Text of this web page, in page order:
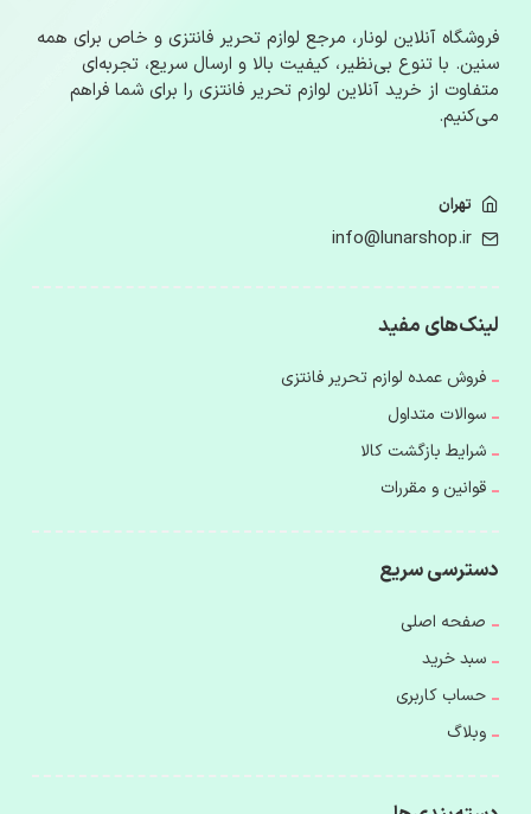
فروشگاه آنلاین لونار، مرجع لوازم‌ تحریر فانتزی و خاص برای همه
سنین. با تنوع بی‌نظیر، کیفیت بالا و ارسال سریع، تجربه‌ای
متفاوت از خرید آنلاین لوازم‌ تحریر فانتزی را برای شما فراهم
می‌کنیم.
تهران
info@lunarshop.ir
لینک‌های مفید
فروش عمده لوازم تحریر فانتزی
سوالات متداول
شرایط بازگشت کالا
قوانین و مقررات
دسترسی سریع
صفحه اصلی
سبد خرید
حساب کاربری
وبلاگ